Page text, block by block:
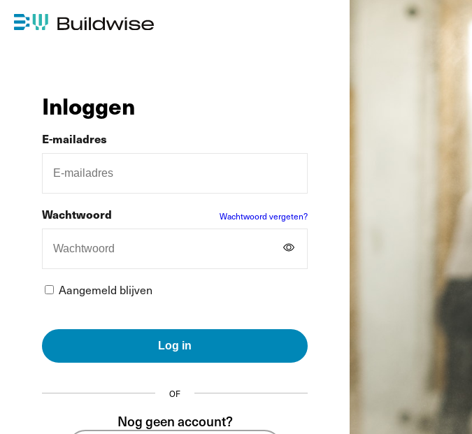
Inloggen
E-mailadres
Wachtwoord Wachtwoord vergeten?
Aangemeld blijven
Log in
OF
Nog geen account?